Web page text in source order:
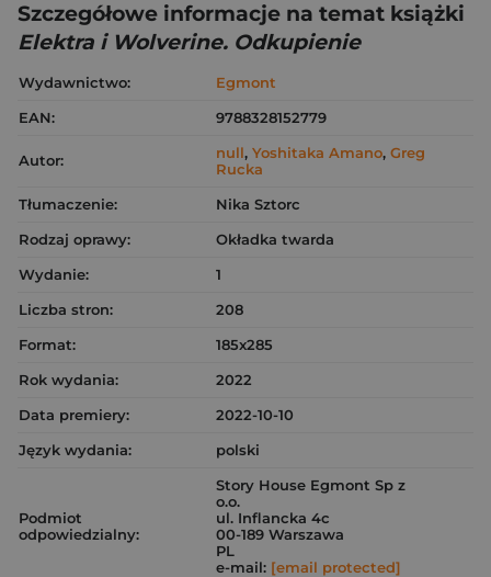
Szczegółowe informacje na temat książki
Elektra i Wolverine. Odkupienie
Wydawnictwo:
Egmont
EAN:
9788328152779
Autor: null, Yoshitaka Amano, Greg
Rucka
Tłumaczenie:
Nika Sztorc
Rodzaj oprawy:
Okładka twarda
Wydanie:
1
Liczba stron:
208
Format:
185x285
Rok wydania:
2022
Data premiery:
2022-10-10
Język wydania:
polski
Podmiot
odpowiedzialny:
Story House Egmont Sp z
o.o.
ul. Inflancka 4c
00-189 Warszawa
PL
e-mail: [email protected]